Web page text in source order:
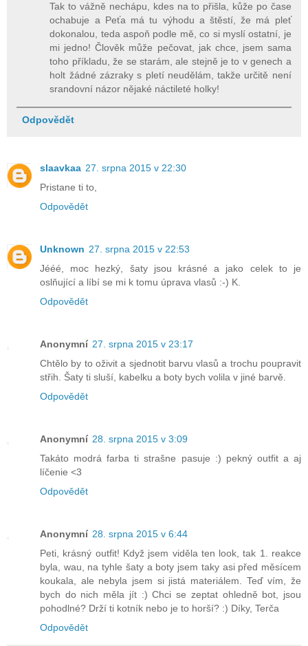
Tak to vážně nechápu, kdes na to přišla, kůže po čase
ochabuje a Peťa má tu výhodu a štěstí, že má pleť
dokonalou, teda aspoň podle mě, co si myslí ostatní, je
mi jedno! Člověk může pečovat, jak chce, jsem sama
toho příkladu, že se starám, ale stejně je to v genech a
holt žádné zázraky s pletí neudělám, takže určitě není
srandovní názor nějaké náctileté holky!
Odpovědět
slaavkaa 27. srpna 2015 v 22:30
Pristane ti to,
Odpovědět
Unknown 27. srpna 2015 v 22:53
Jééé, moc hezký, šaty jsou krásné a jako celek to je
oslňující a líbí se mi k tomu úprava vlasů :-) K.
Odpovědět
Anonymní 27. srpna 2015 v 23:17
Chtělo by to oživit a sjednotit barvu vlasů a trochu poupravit
střih. Šaty ti sluší, kabelku a boty bych volila v jiné barvě.
Odpovědět
Anonymní 28. srpna 2015 v 3:09
Takáto modrá farba ti strašne pasuje :) pekný outfit a aj
líčenie <3
Odpovědět
Anonymní 28. srpna 2015 v 6:44
Peti, krásný outfit! Když jsem viděla ten look, tak 1. reakce
byla, wau, na tyhle šaty a boty jsem taky asi před měsícem
koukala, ale nebyla jsem si jistá materiálem. Teď vím, že
bych do nich měla jít :) Chci se zeptat ohledně bot, jsou
pohodlné? Drží ti kotník nebo je to horší? :) Díky, Terča
Odpovědět